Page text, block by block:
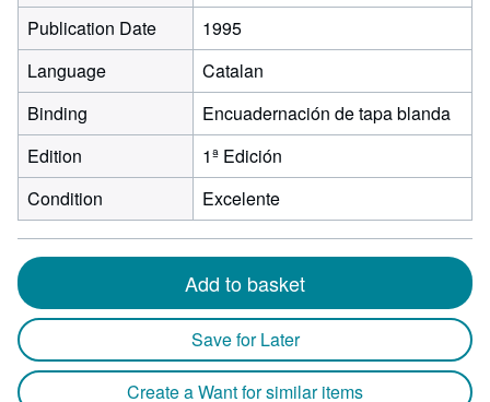
Publication Date
1995
Language
Catalan
Binding
Encuadernación de tapa blanda
Edition
1ª Edición
Condition
Excelente
Add to basket
Save for Later
Create a Want for similar items